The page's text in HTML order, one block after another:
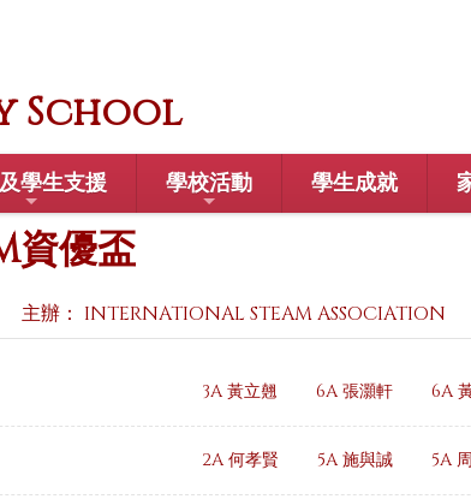
School
學生支援 學校活動 學生成就
資優盃
主辦： INTERNATIONAL STEAM ASSOCIATION
3A 黃立翹 6A 張灝軒 6A
2A 何孝賢 5A 施與誠 5A